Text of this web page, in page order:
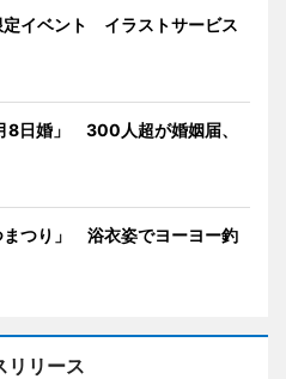
定イベント イラストサービス
8日婚」 300人超が婚姻届、
まつり」 浴衣姿でヨーヨー釣
リリース